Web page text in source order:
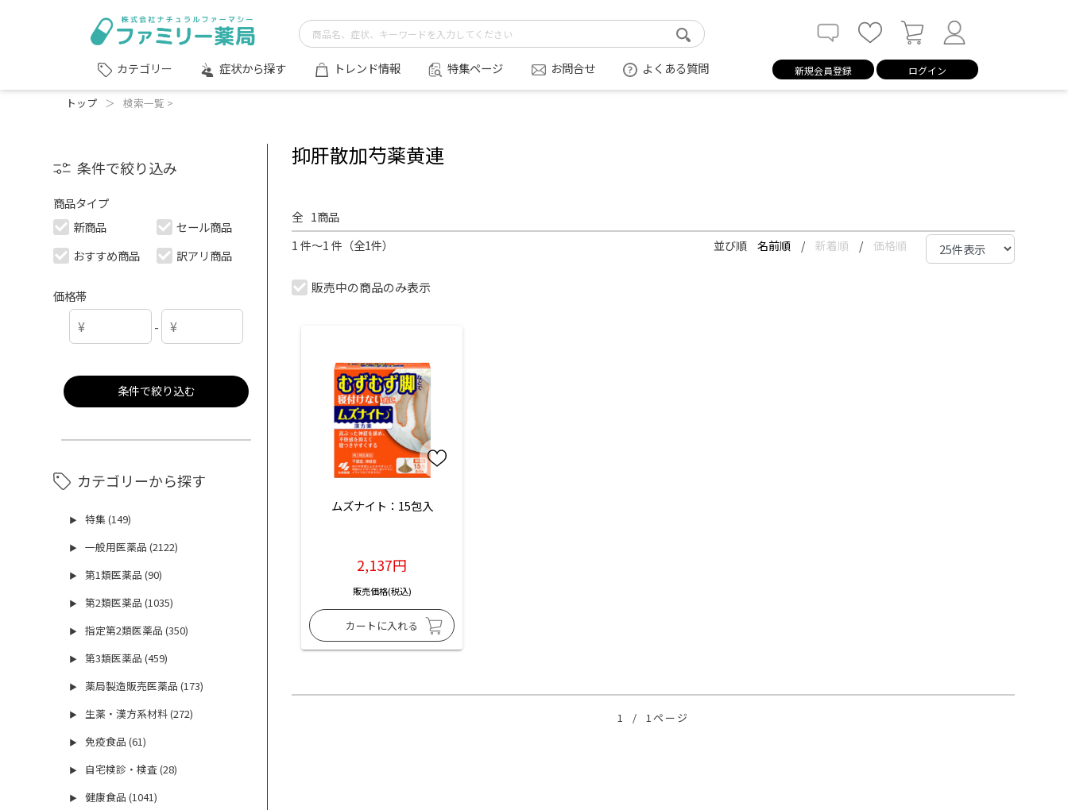
カテゴリー 症状から探す トレンド情報 特集ページ お問合せ よくある質問 新規会員登録 ログイン
トップ ＞ 検索一覧 >
条件で絞り込み
商品タイプ
新商品
セール商品
おすすめ商品
訳アリ商品
価格帯
-
条件で絞り込む
カテゴリーから探す
▶ 特集 (149)
▶ 一般用医薬品 (2122)
▶ 第1類医薬品 (90)
▶ 第2類医薬品 (1035)
▶ 指定第2類医薬品 (350)
▶ 第3類医薬品 (459)
▶ 薬局製造販売医薬品 (173)
▶ 生薬・漢方系材料 (272)
▶ 免疫食品 (61)
▶ 自宅検診・検査 (28)
▶ 健康食品 (1041)
抑肝散加芍薬黄連
全 1商品
1 件～1 件（全1件）
並び順 名前順 / 新着順 / 価格順
販売中の商品のみ表示
ムズナイト：15包入
2,137円
販売価格(税込)
1 / 1ページ